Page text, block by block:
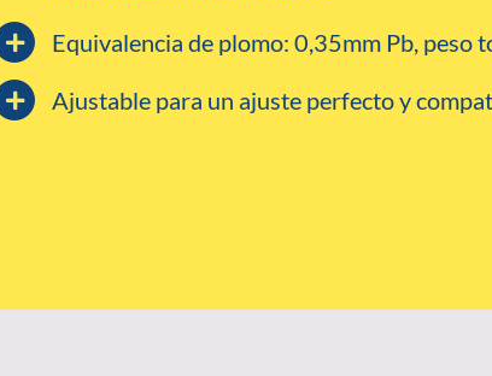
Equivalencia de plomo: 0,35mm Pb,
Ajustable para un ajuste perfecto y